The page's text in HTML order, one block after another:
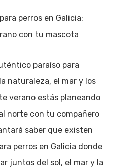
perros en Galicia:
con tu mascota
paraíso para
naturaleza, el mar y los
verano estás planeando
norte con tu compañero
saber que existen
perros en Galicia donde
juntos del sol, el mar y la